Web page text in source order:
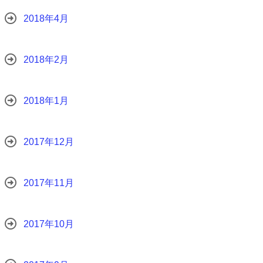
2018年4月
2018年2月
2018年1月
2017年12月
2017年11月
2017年10月